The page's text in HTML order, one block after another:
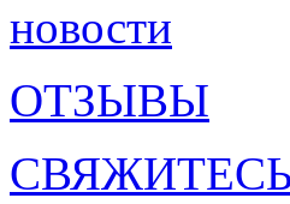
новости
ОТЗЫВЫ
СВЯЖИТЕСЬ